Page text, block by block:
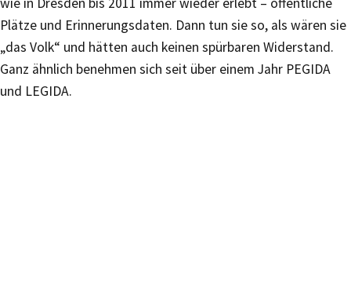
Plätze und Erinnerungsdaten. Dann tun sie so, als wären sie
„das Volk“ und hätten auch keinen spürbaren Widerstand.
Ganz ähnlich benehmen sich seit über einem Jahr PEGIDA
und LEGIDA.